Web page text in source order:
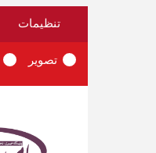
تنظیمات
تصویر